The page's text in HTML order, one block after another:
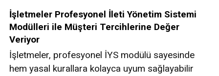
İşletmeler Profesyonel İleti Yönetim Sistemi
Modülleri ile Müşteri Tercihlerine Değer
Veriyor
İşletmeler, profesyonel İYS modülü sayesinde
hem yasal kurallara kolayca uyum sağlayabilir